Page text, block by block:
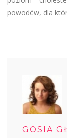
powodów, dla
GOSIA